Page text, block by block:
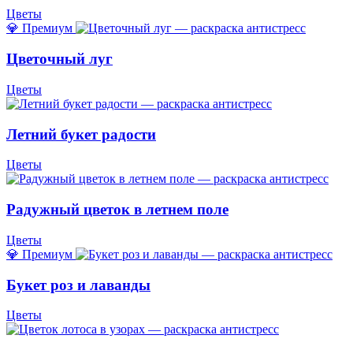
Цветы
💎 Премиум
Цветочный луг
Цветы
Летний букет радости
Цветы
Радужный цветок в летнем поле
Цветы
💎 Премиум
Букет роз и лаванды
Цветы